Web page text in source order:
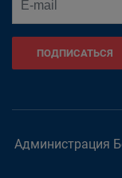
ПОДПИСАТЬСЯ
Администрация